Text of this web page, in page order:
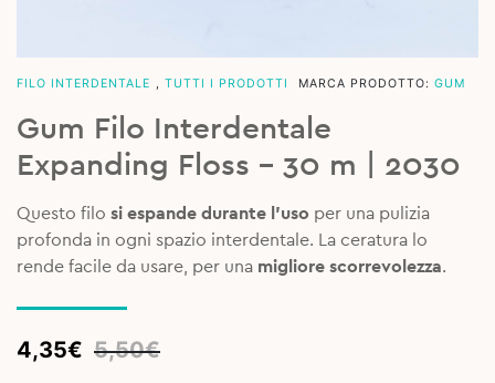
FILO INTERDENTALE TUTTI I PRODOTTI MARCA PRODOTTO: GUM
Gum Filo Interdentale
Expanding Floss – 30 m | 2030
Questo filo si espande durante l’uso per una pulizia
profonda in ogni spazio interdentale. La ceratura lo
rende facile da usare, per una migliore scorrevolezza.
5,50€
Original
4,35€
Current